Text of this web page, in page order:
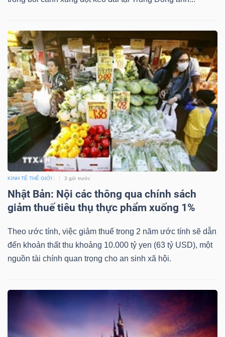
KINH TẾ THẾ GIỚI 3 giờ trước
Nhật Bản: Nội các thông qua chính sách
giảm thuế tiêu thụ thực phẩm xuống 1%
Theo ước tính, việc giảm thuế trong 2 năm ước tính sẽ dẫn
đến khoản thất thu khoảng 10.000 tỷ yen (63 tỷ USD), một
nguồn tài chính quan trọng cho an sinh xã hội.
YẾU
TIÊU
DÙNG
THIẾT
YẾU
SỨC
KHỎE